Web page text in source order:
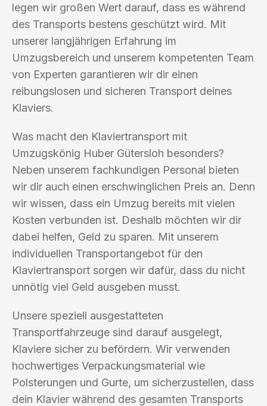
legen wir großen Wert darauf, dass es während
des Transports bestens geschützt wird. Mit
unserer langjährigen Erfahrung im
Umzugsbereich und unserem kompetenten Team
von Experten garantieren wir dir einen
reibungslosen und sicheren Transport deines
Klaviers.
Was macht den Klaviertransport mit
Umzugskönig Huber Gütersloh besonders?
Neben unserem fachkundigen Personal bieten
wir dir auch einen erschwinglichen Preis an. Denn
wir wissen, dass ein Umzug bereits mit vielen
Kosten verbunden ist. Deshalb möchten wir dir
dabei helfen, Geld zu sparen. Mit unserem
individuellen Transportangebot für den
Klaviertransport sorgen wir dafür, dass du nicht
unnötig viel Geld ausgeben musst.
Unsere speziell ausgestatteten
Transportfahrzeuge sind darauf ausgelegt,
Klaviere sicher zu befördern. Wir verwenden
hochwertiges Verpackungsmaterial wie
Polsterungen und Gurte, um sicherzustellen, dass
dein Klavier während des gesamten Transports